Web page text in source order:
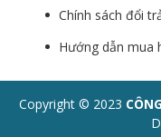
Chính sách đổi
Hướng dẫn mua
Copyright © 2023